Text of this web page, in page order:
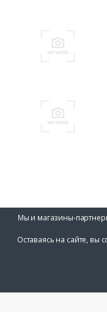
Мы и магазины-
Оставаясь на сайте, вы